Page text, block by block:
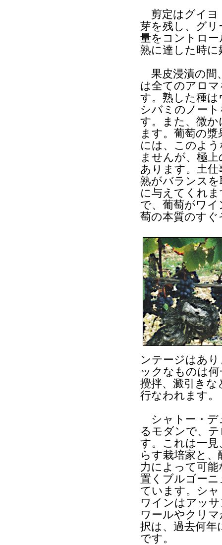
剪定はグイヨ
芽を残し、グ
量をコントロ
熟に達した時
果皮浸漬の間
は全てのアロ
す。熟した種
シバミのノー
す。また、微
ます。葡萄の
には、このよ
ませんが、極
あります。土
熟がバランス
に与えてくれ
で、葡萄がワ
萄の本質のす
ンテージはあ
ックなものは
攪拌、澱引き
行なわれます。
シャトー・デ
るモダンで、
す。これは一
らす栽培家と
力によって可
置くブルゴー
ています。シ
ワインはアッ
ワールやクリ
択は、過去何年
です。